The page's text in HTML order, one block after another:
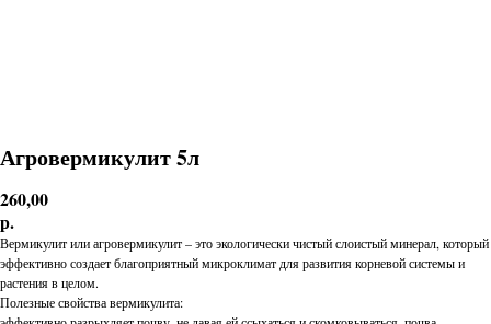
Агровермикулит 5л
260,00
р.
Вермикулит или агровермикулит – это экологически чистый слоистый минерал, который
эффективно создает благоприятный микроклимат для развития корневой системы и
растения в целом.
Полезные свойства вермикулита: